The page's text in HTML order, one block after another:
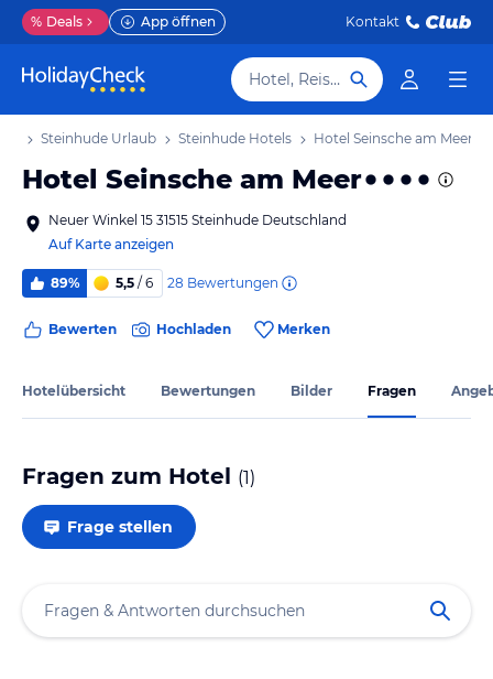
% Deals App öffnen Kontakt
Hotel, Reiseziel
Steinhude Urlaub Steinhude Hotels Hotel Seinsche am Meer
Hotel Seinsche am Meer
Neuer Winkel 15 31515 Steinhude Deutschland
Auf Karte anzeigen
89% 5,5 / 6 28 Bewertungen
Bewerten Hochladen Merken
Hotelübersicht Bewertungen Bilder Fragen
Fragen zum Hotel (1)
Frage stellen